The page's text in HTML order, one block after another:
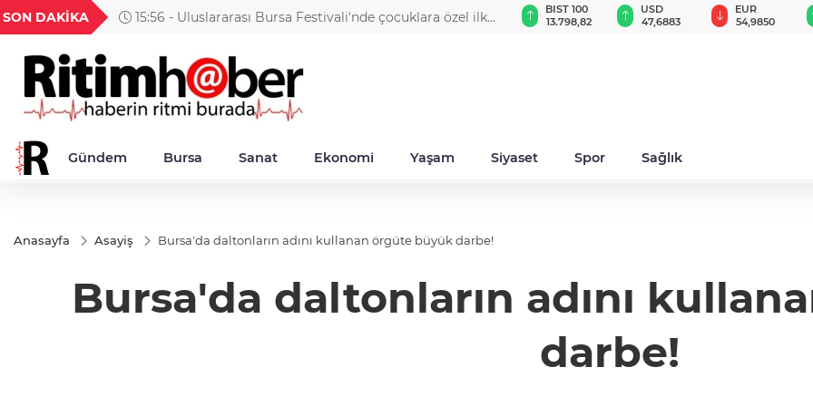
SON DAKİKA
15:56 - Uluslararası Bursa Festivali'nde çocuklara özel ilk
18,2364
TND
16,2316
BGN
27,9743
VND
0,0018
GAU/TRY
6.540,38
BIST 100
13.798,82
USD
47,6883
EUR
54,9850
Gündem Bursa Sanat Ekonomi Yaşam Siyaset Spor Sağlık
Anasayfa Asayiş Bursa'da daltonların adını kullanan örgüte büyük darbe!
Bursa'da daltonların adını
darbe!